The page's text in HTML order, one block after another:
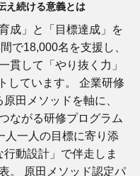
え続ける意義とは
成」と「目標達成」を
で18,000名を支援し、
貫して「やり抜く力」
しています。 企業研修
田メソッドを軸に、
ながる研修プログラム
人一人の目標に寄り添
動設計」で伴走しま
。 原田メソッド認定パ